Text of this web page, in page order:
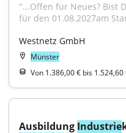
"...Offen für Neues? Bist
für den 01.08.2027am
Westnetz GmbH
Münster
Von 1.386,00 € bis
Ausbildung Industrie